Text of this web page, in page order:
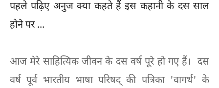
पहले पढ़िए अनुज क्या कहते हैं इस कहानी के दस साल
होने पर ...
आज मेरे साहित्यिक जीवन के दस वर्ष पूरे हो गए हैं। दस
वर्ष पूर्व भारतीय भाषा परिषद् की पत्रिका 'वागर्थ' के